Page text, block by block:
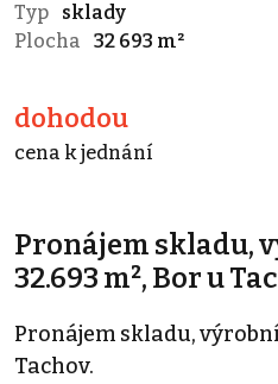
Typ
sklady
Plocha
32 693 m²
dohodou
cena k jednání
Pronájem skladu,
32.693 m², Bor u
Pronájem skladu,
Tachov.